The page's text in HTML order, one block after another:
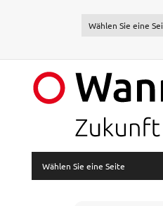
Wählen Sie eine
Wählen Sie eine Seite